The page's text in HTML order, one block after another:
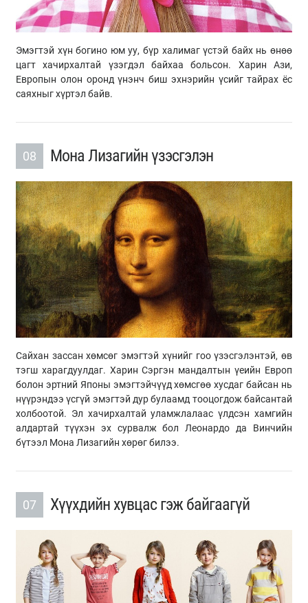
Эмэгтэй хүн богино юм уу, бүр халимаг үстэй байх нь өнөө
цагт хачирхалтай үзэгдэл байхаа больсон. Харин Ази,
Европын олон оронд үнэнч биш эхнэрийн үсийг тайрах ёс
саяхныг хүртэл байв.
08 Мона Лизагийн үзэсгэлэн
Сайхан зассан хөмсөг эмэгтэй хүнийг гоо үзэсгэлэнтэй, өв
тэгш харагдуулдаг. Харин Сэргэн мандалтын үеийн Европ
болон эртний Японы эмэгтэйчүүд хөмсгөө хусдаг байсан нь
нүүрэндээ үсгүй эмэгтэй дур булаамд тооцогдож байсантай
холбоотой. Эл хачирхалтай уламжлалаас үлдсэн хамгийн
алдартай түүхэн эх сурвалж бол Леонардо да Винчийн
бүтээл Мона Лизагийн хөрөг билээ.
07 Хүүхдийн хувцас гэж байгаагүй